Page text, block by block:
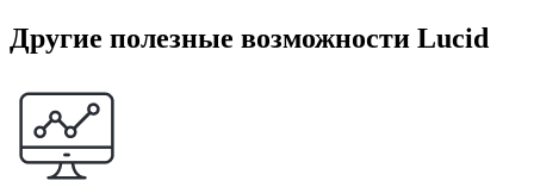
Другие полезные возможности Lucid